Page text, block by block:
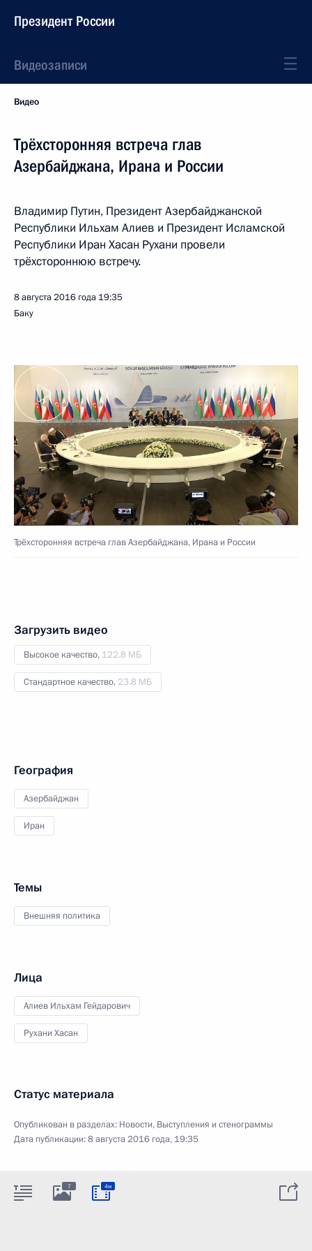
Президент России
Видеозаписи
Видео
Трёхсторонняя встреча глав
Азербайджана, Ирана и России
Владимир Путин, Президент Азербайджанской
Республики Ильхам Алиев и Президент Исламской
Республики Иран Хасан Рухани провели
трёхстороннюю встречу.
8 августа 2016 года 19:35
Баку
Трёхсторонняя встреча глав Азербайджана, Ирана и России
Загрузить видео
Высокое качество, 122.8 МБ
Стандартное качество, 23.8 МБ
География
Азербайджан
Иран
Темы
Внешняя политика
Лица
Алиев Ильхам Гейдарович
Рухани Хасан
Статус материала
Опубликован в разделах: Новости, Выступления и стенограммы
Дата публикации:8 августа 2016 года, 19:35
7 4м